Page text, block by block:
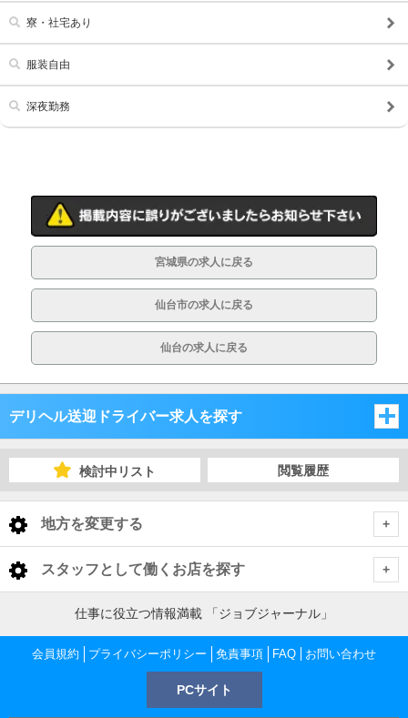
寮・社宅あり
服装自由
深夜勤務
宮城県の求人に戻る
仙台市の求人に戻る
仙台の求人に戻る
デリヘル送迎ドライバー求人を探す
宮城県
仙台市 デリヘル送迎ドライバー
仙台 デリヘル送迎ドライバー
大崎・古川・佐沼
大崎・古川・佐沼 デリヘル送迎ドライバー
中通り
中通り デリヘル送迎ドライバー
岩手県 デリヘル送迎ドライバー
秋田県 デリヘル送迎ドライバー
検討中リスト 閲覧履歴
地方を変更する
< 全国トップ
北海道 男性高収入
東北 男性高収入
南関東 男性高収入
甲信越 男性高収入
スタッフとして働くお店を探す
北海道
北海道 男性高収入
宮城県
仕事に役立つ情報満載 「ジョブジャーナル」
会員規約 プライバシーポリシー 免責事項 FAQ お問い合わせ
PCサイト